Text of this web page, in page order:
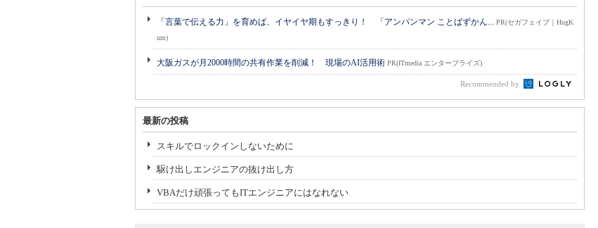
「言葉で伝える力」を育めば、イヤイヤ期もすっきり！ 「アンパンマン ことばずかん... PR(セガフェイブ｜HugK
um)
大阪ガスが月2000時間の共有作業を削減！ 現場のAI活用術 PR(ITmedia エンタープライズ)
Recommended by
最新の投稿
スキルでロックインしないために
駆け出しエンジニアの抜け出し方
VBAだけ頑張ってもITエンジニアにはなれない